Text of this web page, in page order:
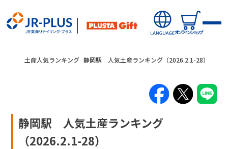
オンラインショップ
新商品
土産人気ランキング 静岡駅 人気土産ランキング（2026.2.1-28）
静岡駅 人気土産ランキング
（2026.2.1-28）